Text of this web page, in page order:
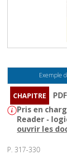
Exemple
CHAPITRE
Pris en
Reader -
ouvrir les
P. 317-330